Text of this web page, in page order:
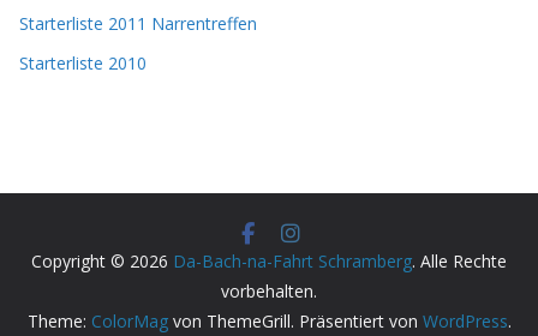
Starterliste 2011 Narrentreffen
Starterliste 2010
Copyright © 2026 Da-Bach-na-Fahrt Schramberg. Alle Rechte
vorbehalten.
Theme: ColorMagvon ThemeGrill. Präsentiert von WordPress.